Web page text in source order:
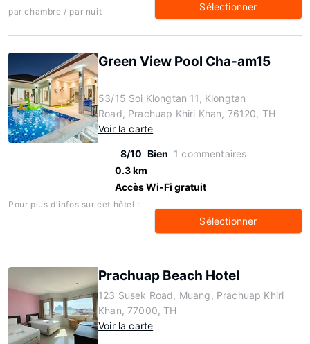
par chambre / par nuit Sélectionner
Green View Pool Cha-am15
53/15 Soi Klongtan 11, Klongtan
Road, Prachuap Khiri Khan, 76120, TH
Voir la carte
8/10 Bien 1 commentaires
0.3 km
Accès Wi-Fi gratuit
Pour plus d'infos sur cet hôtel :
Sélectionner
Prachuap Beach Hotel
123 Susek Road, Muang, Prachuap Khiri
Khan, 77000, TH
Voir la carte